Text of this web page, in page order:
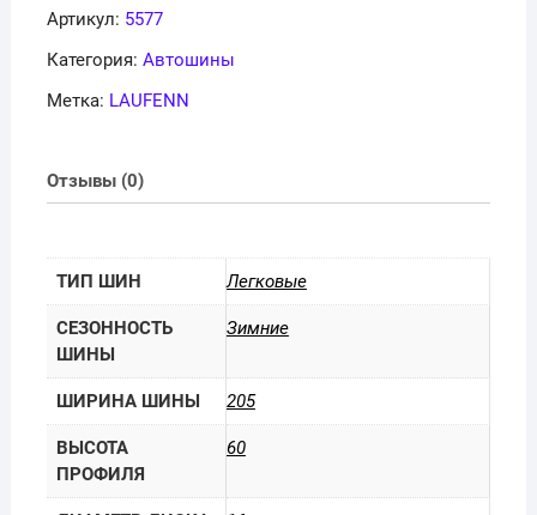
Артикул: 5577
Категория: Автошины
Метка: LAUFENN
Отзывы (0)
ТИП ШИН Легковые
СЕЗОННОСТЬ
ШИНЫ
Зимние
ШИРИНА ШИНЫ 205
ВЫСОТА
ПРОФИЛЯ
60